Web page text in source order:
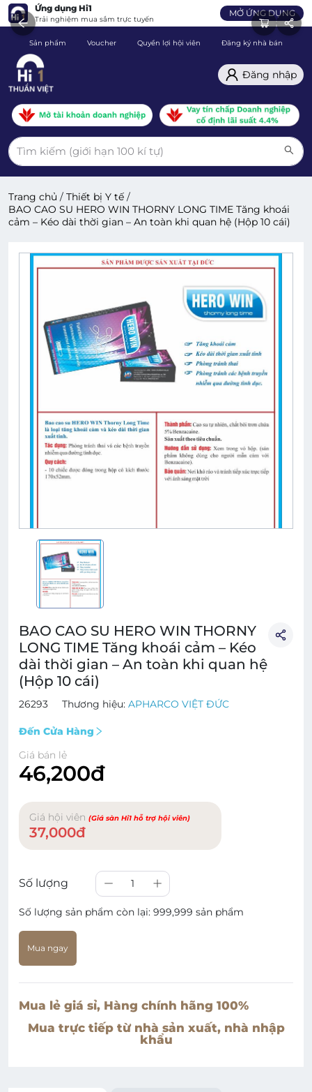
Ứng dụng Hi1
Trải nghiệm mua sắm trực tuyến
MỞ ỨNG DỤNG
Sản phẩm Voucher Quyền lợi hội viên Đăng ký nhà bán
Đăng nhập
Trang chủ / Thiết bị Y tế /
BAO CAO SU HERO WIN THORNY LONG TIME Tăng khoái
cảm – Kéo dài thời gian – An toàn khi quan hệ (Hộp 10 cái)
BAO CAO SU HERO WIN THORNY
LONG TIME Tăng khoái cảm – Kéo
dài thời gian – An toàn khi quan hệ
(Hộp 10 cái)
26293 Thương hiệu: APHARCO VIỆT ĐỨC
Đến Cửa Hàng
Giá bán lẻ
46,200đ
Giá hội viên (Giá sàn Hi1 hỗ trợ hội viên)
37,000đ
Số lượng 1
Số lượng sản phẩm còn lại: 999,999 sản phẩm
Mua ngay
Mua lẻ giá sỉ, Hàng chính hãng 100%
Mua trực tiếp từ nhà sản xuất, nhà nhập
khẩu